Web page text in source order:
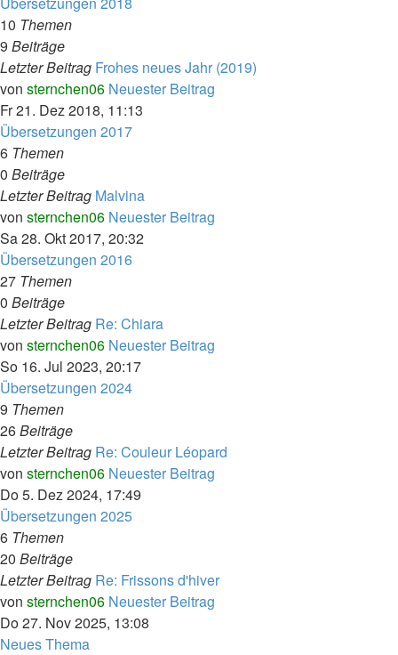
10 Themen
9 Beiträge
Letzter Beitrag Frohes neues Jahr (2019)
von sternchen06 Neuester Beitrag
Fr 21. Dez 2018, 11:13
Übersetzungen 2017
6 Themen
0 Beiträge
Letzter Beitrag Malvina
von sternchen06 Neuester Beitrag
Sa 28. Okt 2017, 20:32
Übersetzungen 2016
27 Themen
0 Beiträge
Letzter Beitrag Re: Chiara
von sternchen06 Neuester Beitrag
So 16. Jul 2023, 20:17
Übersetzungen 2024
9 Themen
26Beiträge
Letzter Beitrag Re: Couleur Léopard
von sternchen06 Neuester Beitrag
Do 5. Dez 2024, 17:49
Übersetzungen 2025
6 Themen
20 Beiträge
Letzter Beitrag Re: Frissons d'hiver
von sternchen06 Neuester Beitrag
Do 27. Nov 2025, 13:08
Neues Thema